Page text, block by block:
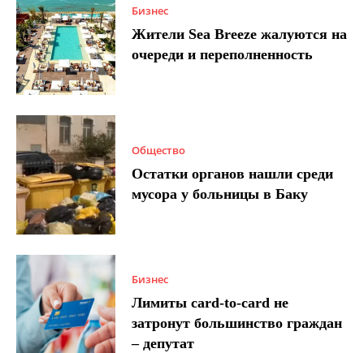
Бизнес
Жители Sea Breeze жалуются на
очереди и переполненность
Общество
Остатки органов нашли среди
мусора у больницы в Баку
Бизнес
Лимиты card-to-card не
затронут большинство граждан
– депутат